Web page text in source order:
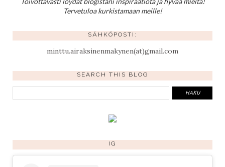
Tervetuloa kurkistamaan meille!
SÄHKÖPOSTI:
minttu.airaksinenmakynen(at)gmail.com
SEARCH THIS BLOG
IG